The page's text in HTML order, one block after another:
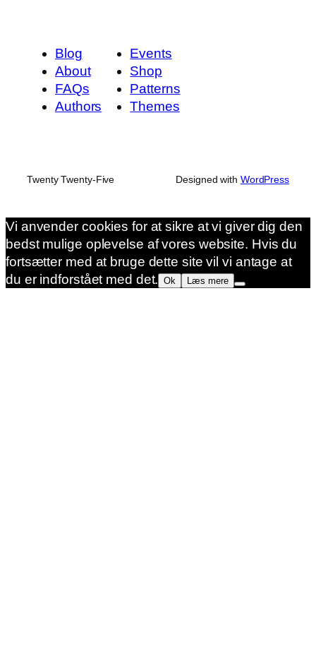
Blog
About
FAQs
Authors
Events
Shop
Patterns
Themes
Twenty Twenty-Five Designed with WordPress
Vi anvender cookies for at sikre at vi giver dig den
bedst mulige oplevelse af vores website. Hvis du
fortsætter med at bruge dette site vil vi antage at
du er indforstået med det. Ok Læs mere